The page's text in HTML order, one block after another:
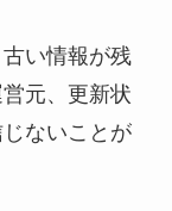
い情報が残
元、更新状
ないことが